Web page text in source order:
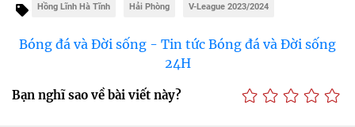
Hồng Lĩnh Hà Tĩnh Hải Phòng V-League 2023/2024
Bóng đá và Đời sống - Tin tức Bóng đá và Đời sống
24H
Bạn nghĩ sao về bài viết này?